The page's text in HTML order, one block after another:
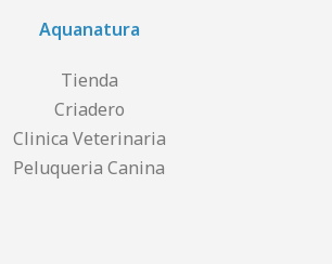
Aquanatura
Tienda
Criadero
Clinica Veterinaria
Peluqueria Canina